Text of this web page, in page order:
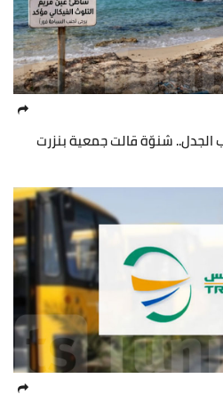
شنوّة قالت جمعية بنزرت